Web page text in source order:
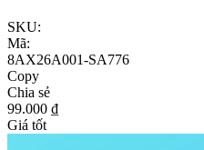
SKU:
Mã:
8AX26A001-SA776
Copy
Chia sẻ
99.000 ₫
Giá tốt